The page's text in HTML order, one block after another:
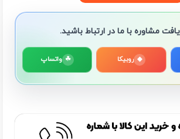
مشاوره با ما در ارتباط باشید.
◆ روبیکا ☘ واتساپ